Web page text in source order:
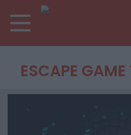
ESCAPE GAME